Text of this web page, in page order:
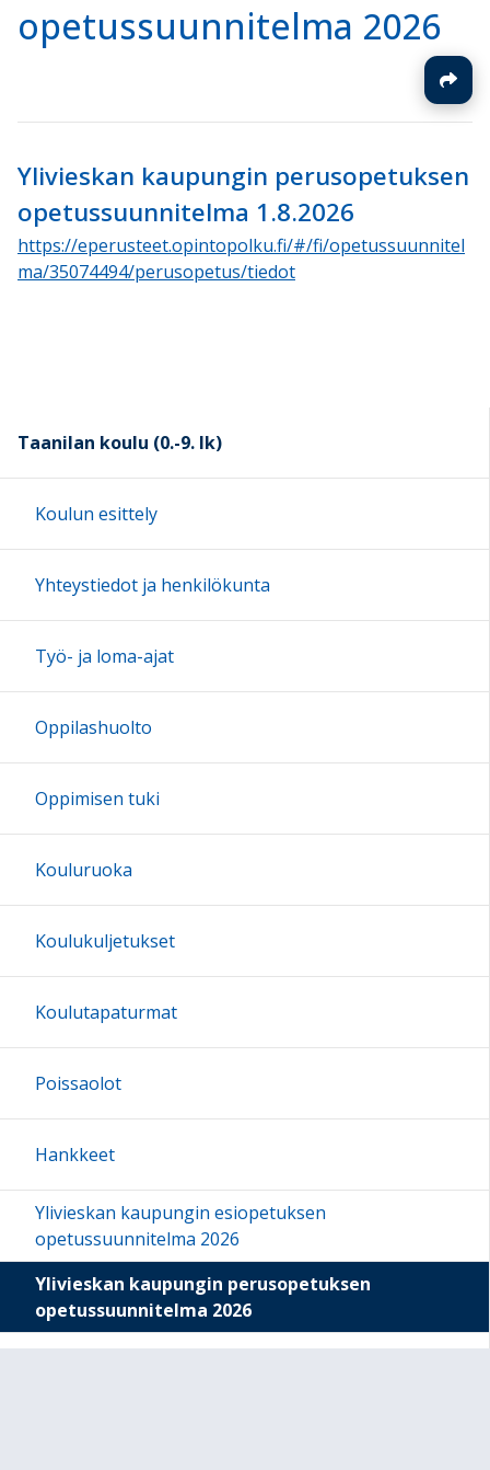
opetussuunnitelma 2026
Ylivieskan kaupungin perusopetuksen
opetussuunnitelma 1.8.2026
https://eperusteet.opintopolku.fi/#/fi/opetussuunnitel
ma/35074494/perusopetus/tiedot
Taanilan koulu (0.-9. lk)
Koulun esittely
Yhteystiedot ja henkilökunta
Työ- ja loma-ajat
Oppilashuolto
Oppimisen tuki
Kouluruoka
Koulukuljetukset
Koulutapaturmat
Poissaolot
Hankkeet
Ylivieskan kaupungin esiopetuksen
opetussuunnitelma 2026
Ylivieskan kaupungin perusopetuksen
opetussuunnitelma 2026